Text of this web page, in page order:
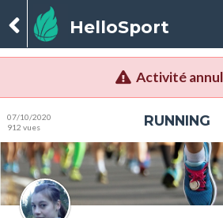
HelloSport
Activité
07/10/2020
912 vues
RUNNING